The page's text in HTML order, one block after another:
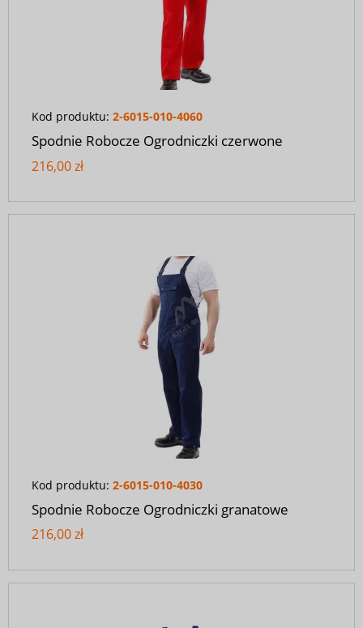
Kod produktu: 2-6015-010-4060
Spodnie Robocze Ogrodniczki czerwone
216,00 zł
Kod produktu: 2-6015-010-4030
Spodnie Robocze Ogrodniczki granatowe
216,00 zł